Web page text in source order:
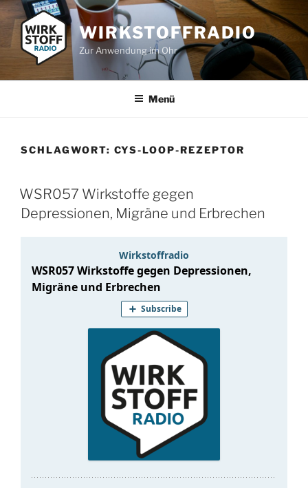
Zum
Inhalt
springen
WIRKSTOFFRADIO
Zur Anwendung im Ohr
Menü
SCHLAGWORT: CYS-LOOP-REZEPTOR
WSR057 Wirkstoffe gegen
Depressionen, Migräne und Erbrechen